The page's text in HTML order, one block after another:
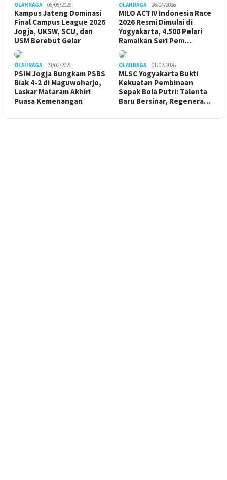
OLAHRAGA 06/05/2026
Kampus Jateng Dominasi
Final Campus League 2026
Jogja, UKSW, SCU, dan
USM Berebut Gelar
OLAHRAGA 26/04/2026
MILO ACTIV Indonesia Race
2026 Resmi Dimulai di
Yogyakarta, 4.500 Pelari
Ramaikan Seri Pem…
OLAHRAGA 28/02/2026
PSIM Jogja Bungkam PSBS
Biak 4-2 di Maguwoharjo,
Laskar Mataram Akhiri
Puasa Kemenangan
OLAHRAGA 01/02/2026
MLSC Yogyakarta Bukti
Kekuatan Pembinaan
Sepak Bola Putri: Talenta
Baru Bersinar, Regenera…